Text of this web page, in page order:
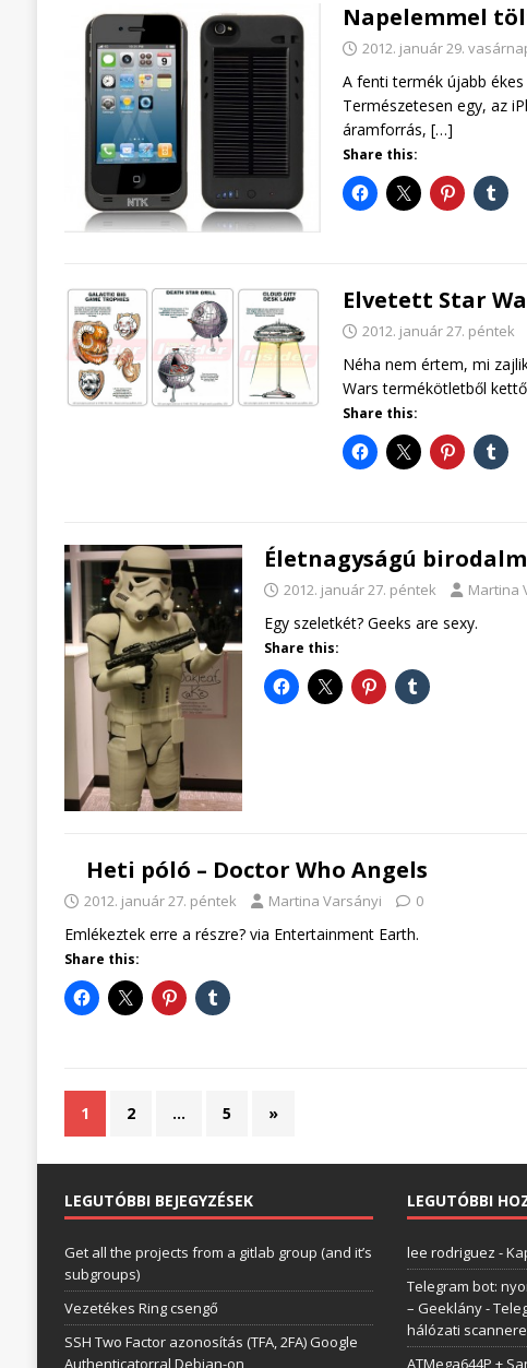
Napelemmel
2012. január 29.
A fenti termék újabb
Természetesen egy, az
áramforrás, […]
Share this:
Elvetett Star
2012. január 27. péntek
Néha nem értem, mi
Wars termékötletből
Share this:
Életnagyságú
2012. január 27. péntek Martina
Egy szeletkét? Geeks are sexy.
Share this:
Heti póló – Doctor Who Angels
2012. január 27. péntek Martina Varsányi 0
Emlékeztek erre a részre? via Entertainment Earth.
Share this:
1 2 … 5 »
LEGUTÓBBI BEJEGYZÉSEK
Get all the projects from a gitlab group (and it’s
subgroups)
Vezetékes Ring csengő
SSH Two Factor azonosítás (TFA, 2FA) Google
Authenticatorral Debian-on
LEGUTÓBBI
lee rodriguez -
Telegram bot:
– Geeklány-
hálózati
ATMega644P +